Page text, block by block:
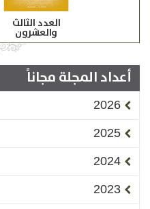
العدد الثالث
والعشرون
أعداد المجلة مجاناً
2026
2025
2024
2023